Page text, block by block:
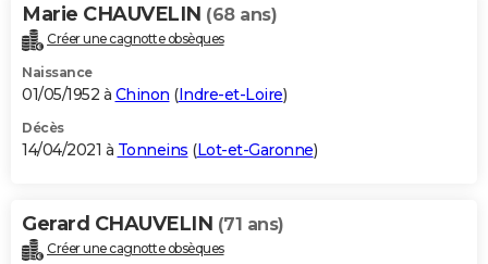
Marie CHAUVELIN (68 ans)
Créer une cagnotte obsèques
Naissance
01/05/1952 à Chinon (Indre-et-Loire)
Décès
14/04/2021 à Tonneins (Lot-et-Garonne)
Gerard CHAUVELIN (71 ans)
Créer une cagnotte obsèques